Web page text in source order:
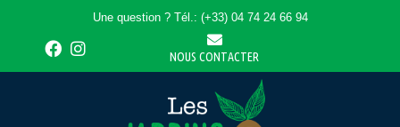
Une question ? Tél.: (+33) 04 74 24 66 94
NOUS CONTACTER